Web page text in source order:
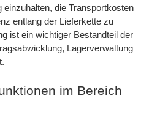
die Transportkosten
entlang der Lieferkette zu
ist ein wichtiger Bestandteil der
Lagerverwaltung
im Bereich